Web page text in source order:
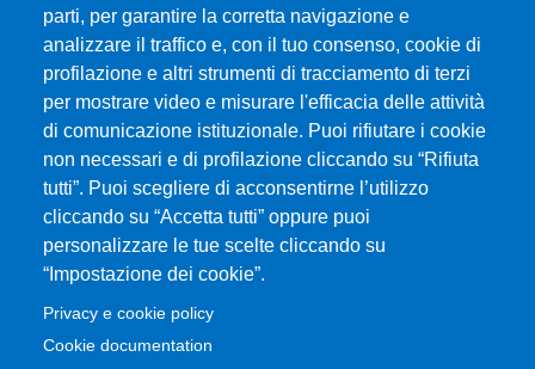
parti, per garantire la corretta navigazione e
analizzare il traffico e, con il tuo consenso, cookie di
profilazione e altri strumenti di tracciamento di terzi
per mostrare video e misurare l'efficacia delle attività
di comunicazione istituzionale. Puoi rifiutare i cookie
non necessari e di profilazione cliccando su “Rifiuta
tutti”. Puoi scegliere di acconsentirne l’utilizzo
cliccando su “Accetta tutti” oppure puoi
personalizzare le tue scelte cliccando su
“Impostazione dei cookie”.
Privacy e cookie policy
Cookie documentation
Università degli Studi di Messina
Piazza Pugliatti, 1 - 98122 Messina
Cod. Fiscale 80004070837
P.IVA 00724160833
Centralino: 090 676 1
MENÙ SOCIAL
MENÙ FOOTER 1
Accessibilità
Privacy e cookie policy
Cambia idea sui cookie